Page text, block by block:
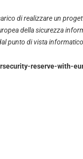
di realizzare un
della sicurezza
punto di vista
reserve-with-